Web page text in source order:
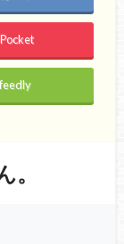
Pocket
feedly